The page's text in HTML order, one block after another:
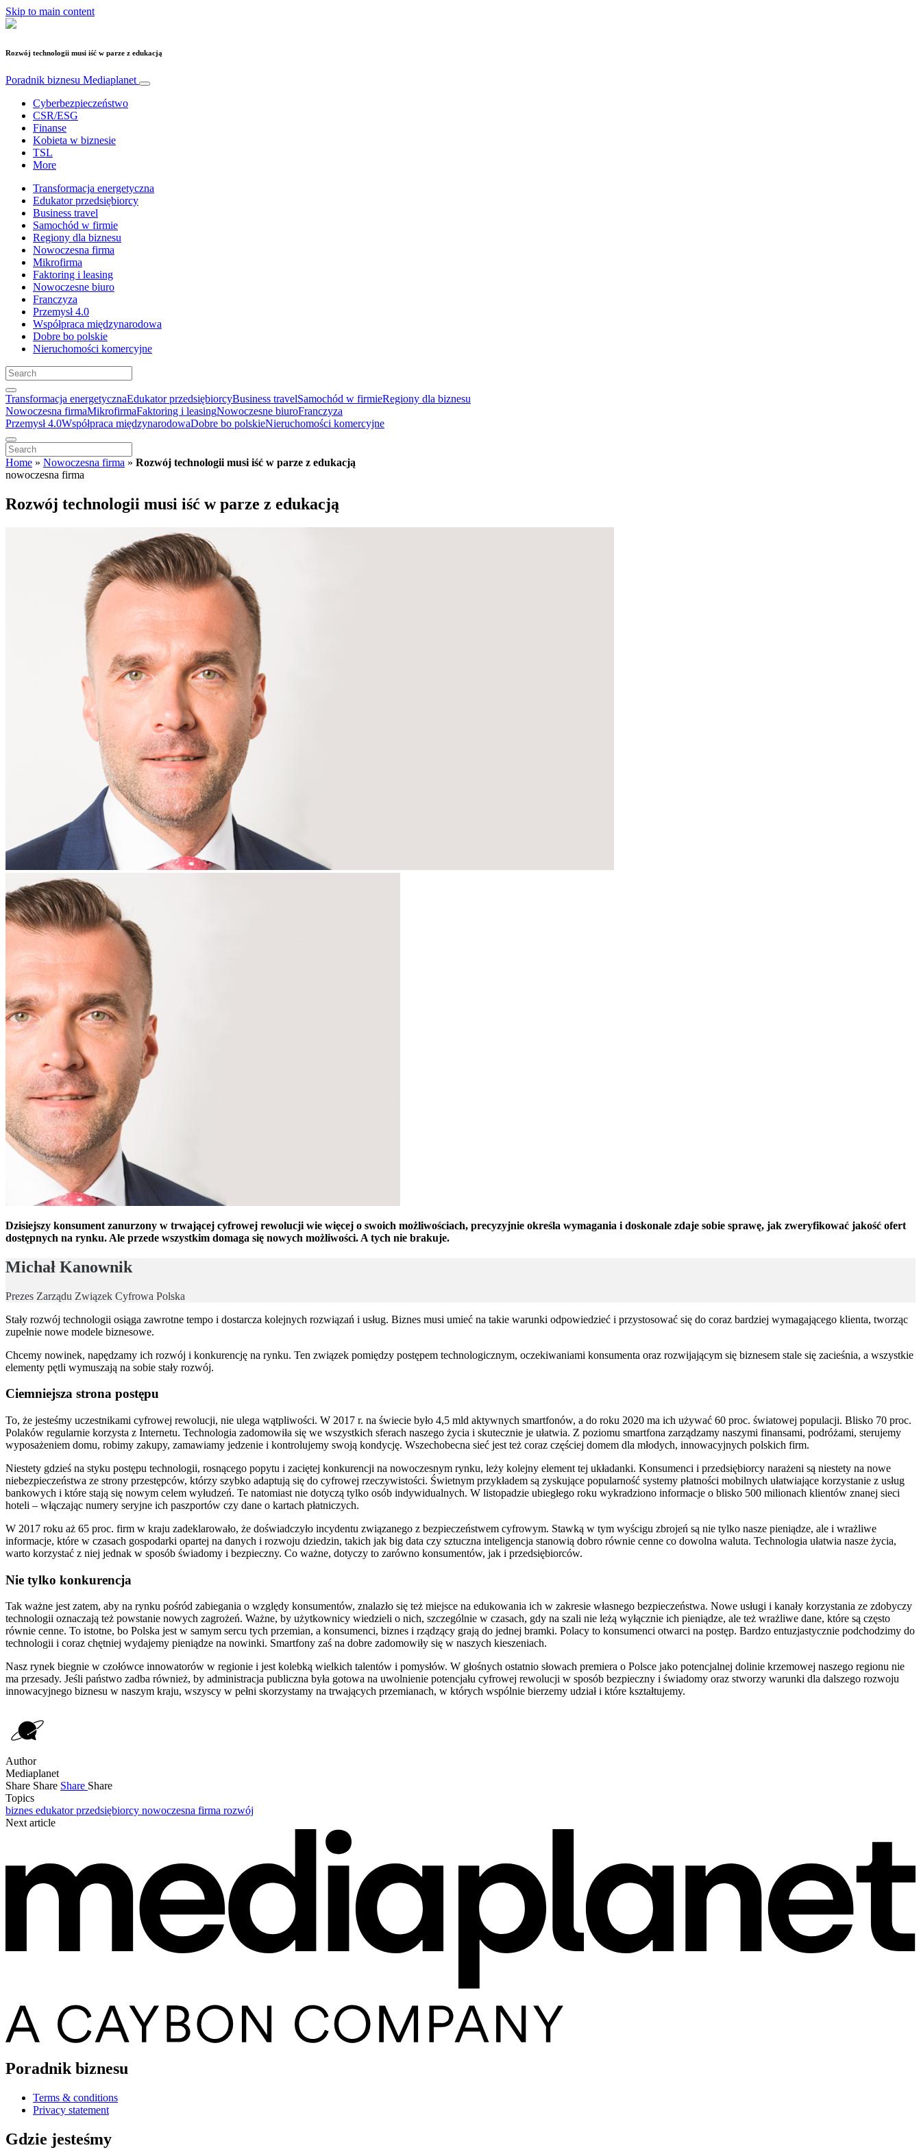
Skip to main content
Rozwój technologii musi iść w parze z edukacją
Poradnik biznesu Mediaplanet
Cyberbezpieczeństwo
CSR/ESG
Finanse
Kobieta w biznesie
TSL
More
Transformacja energetyczna
Edukator przedsiębiorcy
Business travel
Samochód w firmie
Regiony dla biznesu
Nowoczesna firma
Mikrofirma
Faktoring i leasing
Nowoczesne biuro
Franczyza
Przemysł 4.0
Współpraca międzynarodowa
Dobre bo polskie
Nieruchomości komercyjne
Transformacja energetycznaEdukator przedsiębiorcyBusiness travelSamochód w firmieRegiony dla biznesu
Nowoczesna firmaMikrofirmaFaktoring i leasingNowoczesne biuroFranczyza
Przemysł 4.0Współpraca międzynarodowaDobre bo polskieNieruchomości komercyjne
Home » Nowoczesna firma » Rozwój technologii musi iść w parze z edukacją
nowoczesna firma
Rozwój technologii musi iść w parze z edukacją
Dzisiejszy konsument zanurzony w trwającej cyfrowej rewolucji wie więcej o swoich możliwościach, precyzyjnie określa wymagania i doskonale zdaje sobie sprawę, jak zweryfikować jakość ofert
dostępnych na rynku. Ale przede wszystkim domaga się nowych możliwości. A tych nie brakuje.
Michał Kanownik
Prezes Zarządu Związek Cyfrowa Polska
Stały rozwój technologii osiąga zawrotne tempo i dostarcza kolejnych rozwiązań i usług. Biznes musi umieć na takie warunki odpowiedzieć i przystosować się do coraz bardziej wymagającego klienta, tworząc
zupełnie nowe modele biznesowe.
Chcemy nowinek, napędzamy ich rozwój i konkurencję na rynku. Ten związek pomiędzy postępem technologicznym, oczekiwaniami konsumenta oraz rozwijającym się biznesem stale się zacieśnia, a wszystkie
elementy pętli wymuszają na sobie stały rozwój.
Ciemniejsza strona postępu
To, że jesteśmy uczestnikami cyfrowej rewolucji, nie ulega wątpliwości. W 2017 r. na świecie było 4,5 mld aktywnych smartfonów, a do roku 2020 ma ich używać 60 proc. światowej populacji. Blisko 70 proc.
Polaków regularnie korzysta z Internetu. Technologia zadomowiła się we wszystkich sferach naszego życia i skutecznie je ułatwia. Z poziomu smartfona zarządzamy naszymi finansami, podróżami, sterujemy
wyposażeniem domu, robimy zakupy, zamawiamy jedzenie i kontrolujemy swoją kondycję. Wszechobecna sieć jest też coraz częściej domem dla młodych, innowacyjnych polskich firm.
Niestety gdzieś na styku postępu technologii, rosnącego popytu i zaciętej konkurencji na nowoczesnym rynku, leży kolejny element tej układanki. Konsumenci i przedsiębiorcy narażeni są niestety na nowe
niebezpieczeństwa ze strony przestępców, którzy szybko adaptują się do cyfrowej rzeczywistości. Świetnym przykładem są zyskujące popularność systemy płatności mobilnych ułatwiające korzystanie z usług
bankowych i które stają się nowym celem wyłudzeń. Te natomiast nie dotyczą tylko osób indywidualnych. W listopadzie ubiegłego roku wykradziono informacje o blisko 500 milionach klientów znanej sieci
hoteli – włączając numery seryjne ich paszportów czy dane o kartach płatniczych.
W 2017 roku aż 65 proc. firm w kraju zadeklarowało, że doświadczyło incydentu związanego z bezpieczeństwem cyfrowym. Stawką w tym wyścigu zbrojeń są nie tylko nasze pieniądze, ale i wrażliwe
informacje, które w czasach gospodarki opartej na danych i rozwoju dziedzin, takich jak big data czy sztuczna inteligencja stanowią dobro równie cenne co dowolna waluta. Technologia ułatwia nasze życia,
warto korzystać z niej jednak w sposób świadomy i bezpieczny. Co ważne, dotyczy to zarówno konsumentów, jak i przedsiębiorców.
Nie tylko konkurencja
Tak ważne jest zatem, aby na rynku pośród zabiegania o względy konsumentów, znalazło się też miejsce na edukowania ich w zakresie własnego bezpieczeństwa. Nowe usługi i kanały korzystania ze zdobyczy
technologii oznaczają też powstanie nowych zagrożeń. Ważne, by użytkownicy wiedzieli o nich, szczególnie w czasach, gdy na szali nie leżą wyłącznie ich pieniądze, ale też wrażliwe dane, które są często
równie cenne. To istotne, bo Polska jest w samym sercu tych przemian, a konsumenci, biznes i rządzący grają do jednej bramki. Polacy to konsumenci otwarci na postęp. Bardzo entuzjastycznie podchodzimy do
technologii i coraz chętniej wydajemy pieniądze na nowinki. Smartfony zaś na dobre zadomowiły się w naszych kieszeniach.
Nasz rynek biegnie w czołówce innowatorów w regionie i jest kolebką wielkich talentów i pomysłów. W głośnych ostatnio słowach premiera o Polsce jako potencjalnej dolinie krzemowej naszego regionu nie
ma przesady. Jeśli państwo zadba również, by administracja publiczna była gotowa na uwolnienie potencjału cyfrowej rewolucji w sposób bezpieczny i świadomy oraz stworzy warunki dla dalszego rozwoju
innowacyjnego biznesu w naszym kraju, wszyscy w pełni skorzystamy na trwających przemianach, w których wspólnie bierzemy udział i które kształtujemy.
Author
Mediaplanet
Share Share Share Share
Topics
biznes edukator przedsiębiorcy nowoczesna firma rozwój
Next article
Poradnik biznesu
Terms & conditions
Privacy statement
Gdzie jesteśmy